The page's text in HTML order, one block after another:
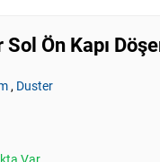
Ön Kapı
, Duster